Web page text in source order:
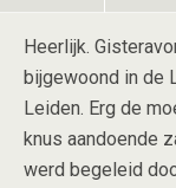
Heerlijk.
bijgewoond in de
Leiden. Erg de
knus aandoende
werd begeleid